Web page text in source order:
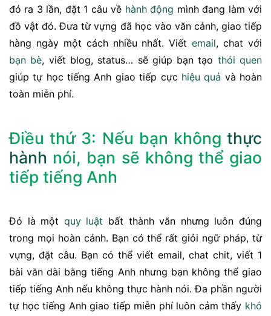
đó ra 3 lần, đặt 1 câu về hành động mình đang làm với
đồ vật đó. Đưa từ vựng đã học vào văn cảnh, giao tiếp
hàng ngày một cách nhiều nhất. Viếtemail, chat với
bạn bè, viết blog, status… sẽ giúp bạn tạo thói quen
giúp tự học tiếng Anh giao tiếp cực hiệu quả và hoàn
toàn miễn phí.
Điều thứ 3: Nếu bạn không thực
hành nói, bạn sẽ không thể giao
tiếp tiếng Anh
Đó là một quy luật bất thành văn nhưng luôn đúng
trong mọi hoàn cảnh. Bạn có thể rất giỏi ngữ pháp, từ
vựng, đặt câu. Bạn có thể viết email, chat chit, viết 1
bài văn dài bằng tiếng Anh nhưng bạn không thể giao
tiếp tiếng Anh nếu không thực hành nói. Đa phần người
tự học tiếng Anh giao tiếp miễn phí luôn cảm thấy khó